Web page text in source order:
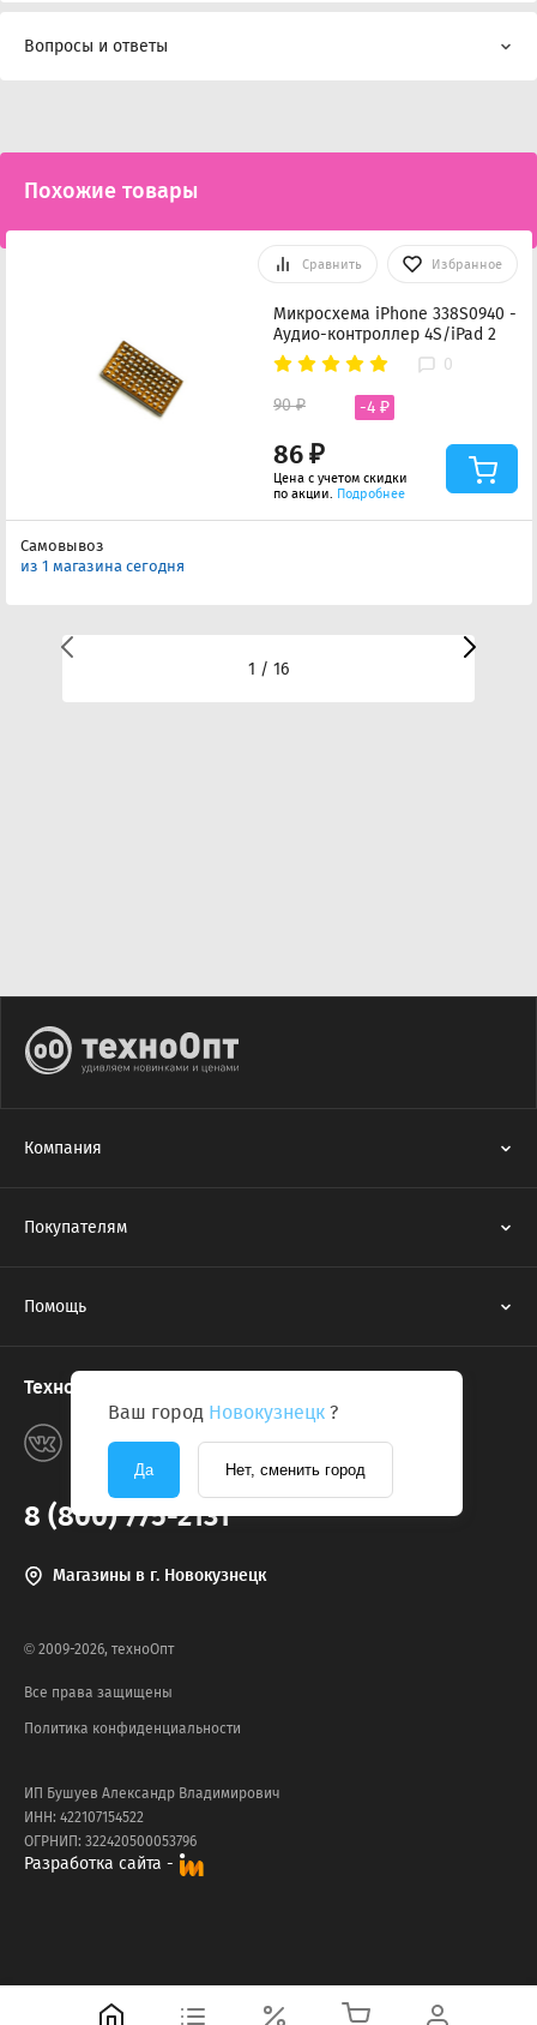
Вопросы и ответы
Похожие товары
Сравнить Избранное
Микросхема iPhone 338S0940 -
Аудио-контроллер 4S/iPad 2
0
86 ₽
90 ₽ -4 ₽
Цена с учетом скидки
по акции. Подробнее
Самовывоз
из 1 магазина сегодня
1 / 16
Ваш город Новокузнецк ?
Да Нет, сменить город
Компания
Покупателям
Помощь
Техноопт в соцсетях
8 (800) 775-2131
Магазины в г. Новокузнецк
© 2009-2026, техноОпт
Все права защищены
Политика конфиденциальности
ИП Бушуев Александр Владимирович
ИНН: 422107154522
ОГРНИП: 322420500053796
Разработка сайта -